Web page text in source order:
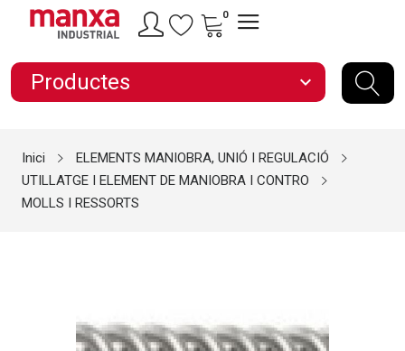
0
Productes expand_more
Inici
ELEMENTS MANIOBRA, UNIÓ I REGULACIÓ
UTILLATGE I ELEMENT DE MANIOBRA I CONTRO
MOLLS I RESSORTS